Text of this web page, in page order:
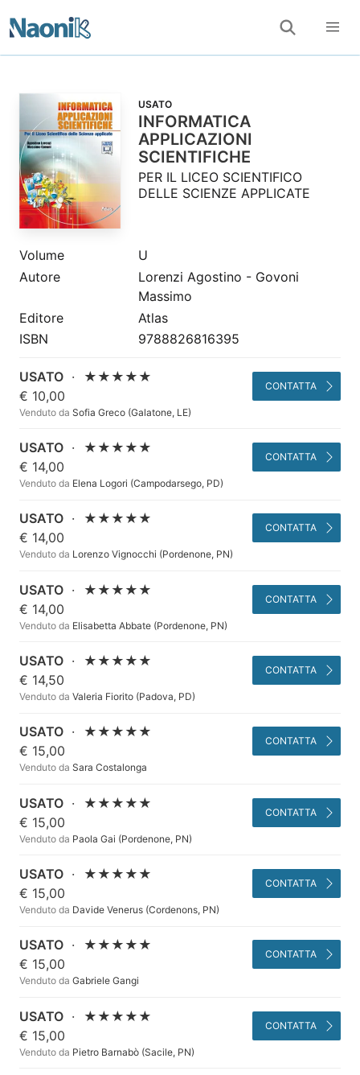
USATO
INFORMATICA
APPLICAZIONI
SCIENTIFICHE
PER IL LICEO SCIENTIFICO
DELLE SCIENZE APPLICATE
Volume
U
Autore
Lorenzi Agostino - Govoni
Massimo
Editore
Atlas
ISBN
9788826816395
USATO ·
★★★★★
€ 10,00
Venduto da Sofia Greco (Galatone, LE)
CONTATTA
USATO ·
★★★★★
€ 14,00
Venduto da Elena Logori (Campodarsego, PD)
CONTATTA
USATO ·
★★★★★
€ 14,00
Venduto da Lorenzo Vignocchi (Pordenone, PN)
CONTATTA
USATO ·
★★★★★
€ 14,00
Venduto da Elisabetta Abbate (Pordenone, PN)
CONTATTA
USATO ·
★★★★★
€ 14,50
Venduto da Valeria Fiorito (Padova, PD)
CONTATTA
USATO ·
★★★★★
€ 15,00
Venduto da Sara Costalonga
CONTATTA
USATO ·
★★★★★
€ 15,00
Venduto da Paola Gai (Pordenone, PN)
CONTATTA
USATO ·
★★★★★
€ 15,00
Venduto da Davide Venerus (Cordenons, PN)
CONTATTA
USATO ·
★★★★★
€ 15,00
Venduto da Gabriele Gangi
CONTATTA
USATO ·
★★★★★
€ 15,00
Venduto da Pietro Barnabò (Sacile, PN)
CONTATTA